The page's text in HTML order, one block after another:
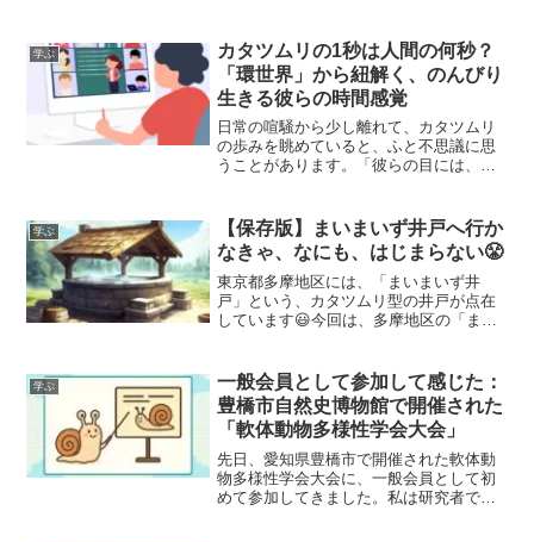
学ぶ
カタツムリの1秒は人間の何秒？
「環世界」から紐解く、のんびり
生きる彼らの時間感覚
日常の喧騒から少し離れて、カタツムリ
の歩みを眺めていると、ふと不思議に思
うことがあります。「彼らの目には、こ
きっかけは、少し意外なところにありま
す。仕事で統計やデータ分析を扱ってい
ることもあり、以前からAI（人工知能）
の小さなコミュニティに参加していまし
た。その勉強会のネタを探していたと
き、偶然出会ったのが、生物学者ユクス
学ぶ
【保存版】まいまいず井戸へ行か
なきゃ、なにも、はじまらない😤
東京都多摩地区には、「まいまいず井
戸」という、カタツムリ型の井戸が点在
しています😃今回は、多摩地区の「まい
ノ神まいまいず井戸日本国内では、その
昔「まいまいず井戸」という...
学ぶ
一般会員として参加して感じた：
豊橋市自然史博物館で開催された
「軟体動物多様性学会大会」
先日、愛知県豊橋市で開催された軟体動
物多様性学会大会に、一般会員として初
めて参加してきました。私は研究者では